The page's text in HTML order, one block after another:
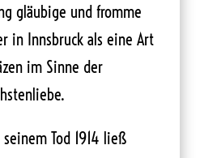
gläubige und fromme
in Innsbruck als eine Art
im Sinne der
Tod 1914 ließ